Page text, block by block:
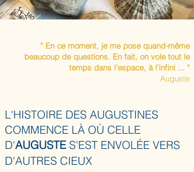
" En ce moment, je me pose quand-même
beaucoup de questions. En fait, on vole tout le
temps dans l'espace, à l'infini ... "
Auguste
L'HISTOIRE DES AUGUSTINES
COMMENCE LÀ OÙ CELLE
D'AUGUSTE S'EST ENVOLÉE VERS
D'AUTRES CIEUX